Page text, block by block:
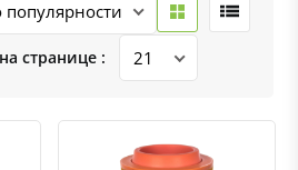
странице :